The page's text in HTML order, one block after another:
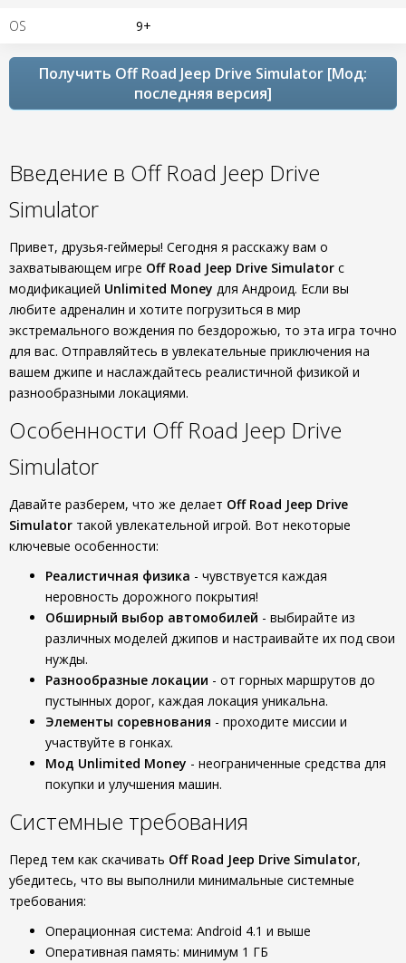
OS 9+
Получить Off Road Jeep Drive Simulator [Мод:
последняя версия]
Введение в Off Road Jeep Drive
Simulator
Привет, друзья-геймеры! Сегодня я расскажу вам о
захватывающем игре Off Road Jeep Drive Simulator с
модификацией Unlimited Money для Андроид. Если вы
любите адреналин и хотите погрузиться в мир
экстремального вождения по бездорожью, то эта игра точно
для вас. Отправляйтесь в увлекательные приключения на
вашем джипе и наслаждайтесь реалистичной физикой и
разнообразными локациями.
Особенности Off Road Jeep Drive
Simulator
Давайте разберем, что же делает Off Road Jeep Drive
Simulator такой увлекательной игрой. Вот некоторые
ключевые особенности:
Реалистичная физика - чувствуется каждая
неровность дорожного покрытия!
Обширный выбор автомобилей - выбирайте из
различных моделей джипов и настраивайте их под свои
нужды.
Разнообразные локации - от горных маршрутов до
пустынных дорог, каждая локация уникальна.
Элементы соревнования - проходите миссии и
участвуйте в гонках.
Мод Unlimited Money - неограниченные средства для
покупки и улучшения машин.
Системные требования
Перед тем как скачивать Off Road Jeep Drive Simulator,
убедитесь, что вы выполнили минимальные системные
требования:
Операционная система: Android 4.1 и выше
Оперативная память: минимум 1 ГБ